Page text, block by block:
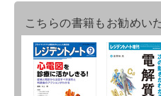
こちらの書籍もお勧めい